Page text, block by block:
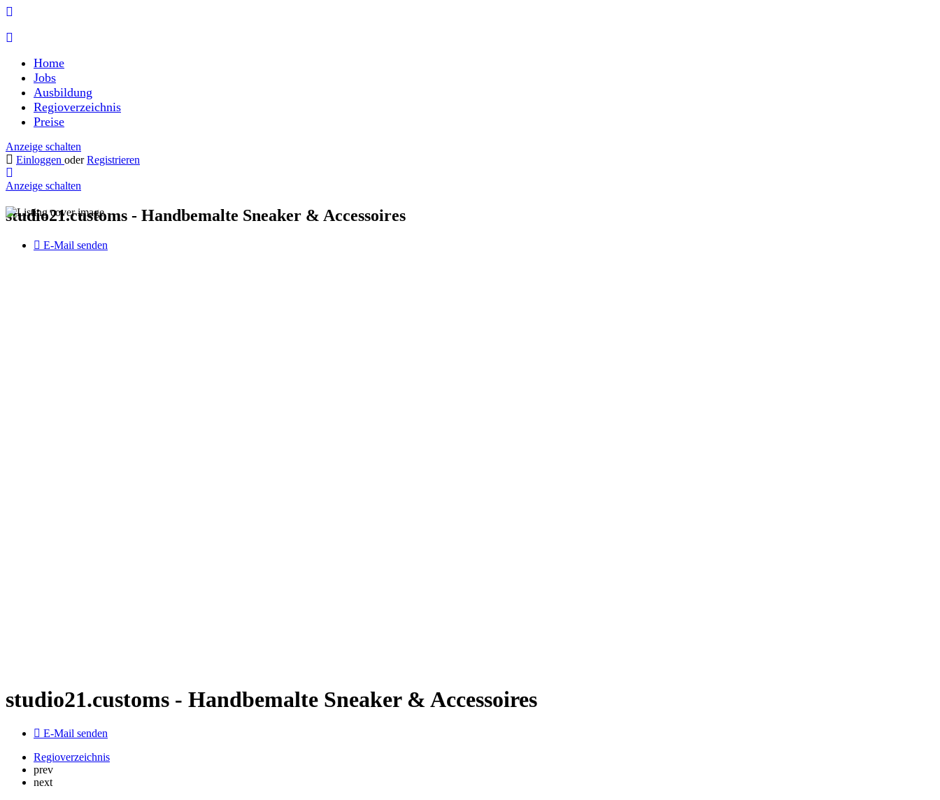
Home
Jobs
Ausbildung
Regioverzeichnis
Preise
Anzeige schalten
Einloggen oder Registrieren
Anzeige schalten
studio21.customs - Handbemalte Sneaker & Accessoires
E-Mail senden
studio21.customs - Handbemalte Sneaker & Accessoires
E-Mail senden
Regioverzeichnis
prev
next